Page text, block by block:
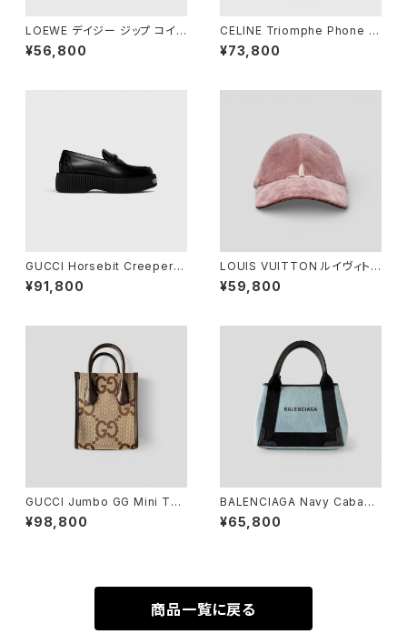
LOEWE デイジー ジップ コイン
パース ピンク
¥56,800
CELINE Triomphe Phone P
ouch Triomphe Canvas
¥73,800
GUCCI Horsebit Creeper L
oafer Black 36 1/2
¥91,800
LOUIS VUITTON ルイヴィトン
LV タッチ キャップ ローズ L M7
790L
¥59,800
GUCCI Jumbo GG Mini Tot
e Bag
¥98,800
BALENCIAGA Navy Cabas
XS Light Blue Black
¥65,800
商品一覧に戻る